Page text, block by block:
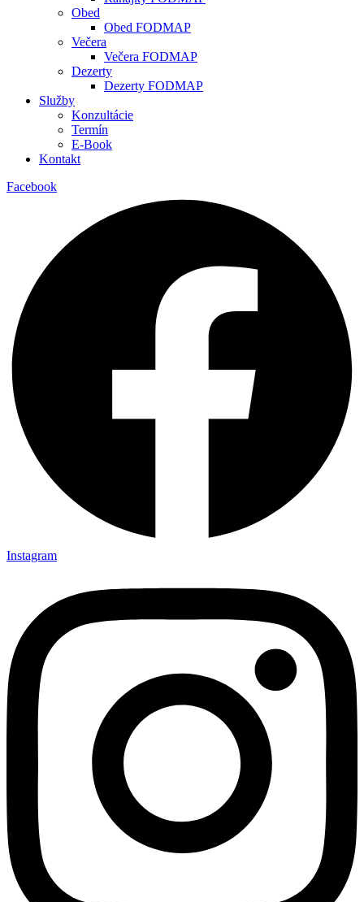
Obed
Obed FODMAP
Večera
Večera FODMAP
Dezerty
Dezerty FODMAP
Služby
Konzultácie
Termín
E-Book
Kontakt
Facebook
Instagram